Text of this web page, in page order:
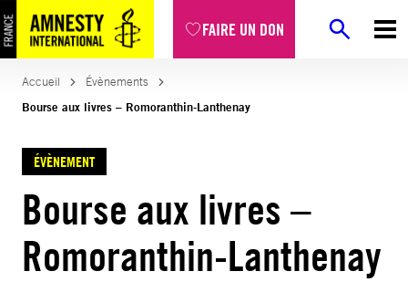
FAIRE UN DON
Accueil
Évènements
Bourse aux livres – Romoranthin-Lanthenay
ÉVÈNEMENT
Bourse aux livres –
Romoranthin-Lanthenay